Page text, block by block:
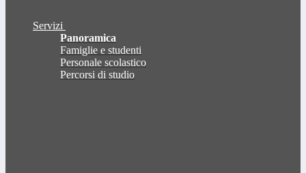
Servizi
Panoramica
Famiglie e studenti
Personale scolastico
Percorsi di studio